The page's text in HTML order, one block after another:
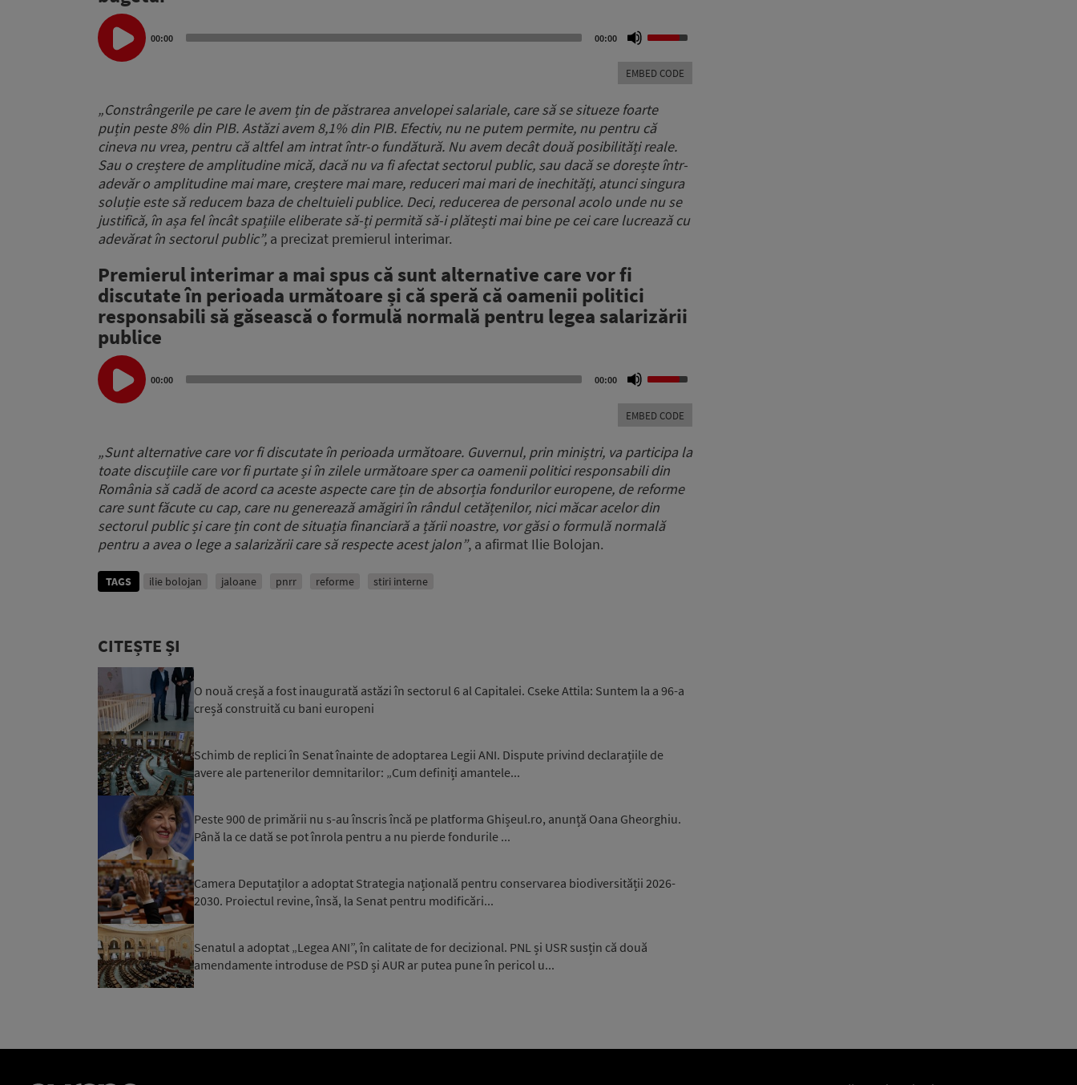
Audio
Player
00:00 00:00
Up/Down
keys
increase
or
decrease
volume.
EMBED CODE
„Constrângerile pe care le avem țin de păstrarea anvelopei salariale, care să se situeze foarte
puțin peste 8% din PIB.Astăzi avem 8,1% din PIB. Efectiv, nu ne putem permite, nu pentru că
cineva nu vrea, pentru că altfel am intrat într-o fundătură. Nu avem decât două posibilități reale.
Sau o creștere de amplitudine mică, dacă nu va fi afectat sectorul public, sau dacă se dorește într-
adevăr o amplitudine mai mare, creștere mai mare, reduceri mai mari de inechități, atunci singura
soluție este să reducem baza de cheltuieli publice. Deci, reducerea de personal acolo unde nu se
justifică, în așa fel încât spațiile eliberate să-ți permită să-i plătești mai binepe cei care lucrează cu
adevărat în sectorul public”, a precizat premierul interimar.
Premierul interimar a mai spus că sunt alternative care vor fi
discutate în perioada următoare și că speră că oamenii politici
responsabili să găsească o formulă normală pentru legea salarizării
publice
Audio
Player
00:00 00:00
Up/Down
keys
increase
or
decrease
volume.
EMBED CODE
„Sunt alternative care vor fi discutate în perioada următoare. Guvernul, prin miniștri, va participa la
toate discuțiile care vor fi purtate și în zilele următoare sper ca oamenii politici responsabili din
România să cadă de acord ca aceste aspecte care țin de absorția fondurilor europene, de reforme
care sunt făcute cu cap, care nu generează amăgiri în rândul cetățenilor, nici măcar acelor din
sectorul public și care țin cont de situația financiară a țării noastre, vor găsi o formulă normală
pentru a avea o lege a salarizării care să respecte acest jalon”, a afirmat Ilie Bolojan.
TAGS ilie bolojan jaloane pnrr reforme stiri interne
CITEȘTE ȘI
O nouă creșă a fost inaugurată astăzi în sectorul 6 al Capitalei. Cseke Attila: Suntem la a 96-a
creșă construită cu bani europeni
Schimb de replici în Senat înainte de adoptarea Legii ANI. Dispute privind declarațiile de
avere ale partenerilor demnitarilor: „Cum definiți amantele...
Peste 900 de primării nu s-au înscris încă pe platforma Ghișeul.ro, anunță Oana Gheorghiu.
Până la ce dată se pot înrola pentru a nu pierde fondurile ...
Camera Deputaților a adoptat Strategia națională pentru conservarea biodiversității 2026-
2030. Proiectul revine, însă, la Senat pentru modificări...
Senatul a adoptat „Legea ANI”, în calitate de for decizional. PNL și USR susțin că două
amendamente introduse de PSD și AUR ar putea pune în pericol u...